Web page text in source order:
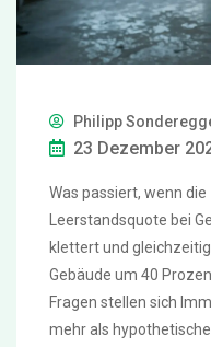
Philipp
23 Dezember
Was passiert, wenn
Leerstandsquote bei
klettert und
Gebäude um 40
Fragen stellen sich
mehr als